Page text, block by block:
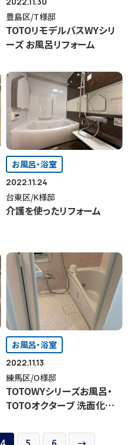
豊島区/T様邸
TOTOリモデルバスWYシリ
ーズ お風呂リフォーム
お風呂・浴室
2022.11.24
台東区/K様邸
介護を使ったリフォーム
お風呂・浴室
2022.11.13
練馬区/O様邸
TOTOWYシリーズお風呂・
TOTOオクターブ 洗面化粧